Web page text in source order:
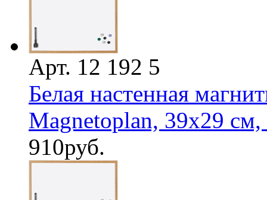
Арт. 12 192 5
Белая настенная
Magnetoplan, 39х29
910руб.